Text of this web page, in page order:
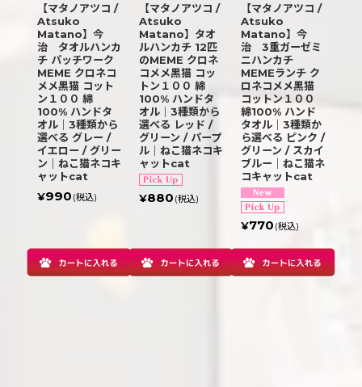
【マタノアツコ /
Atsuko
Matano】今
治 タオルハンカ
チ パッチワーク
MEME クロネコ
メメ黒猫 コット
ン１００ 綿
100% ハンドタ
オル｜3種類から
選べる グレー /
イエロー / グリー
ン｜ねこ猫ネコキ
ャットcat
¥990 (税込)
【マタノアツコ /
Atsuko
Matano】タオ
ルハンカチ 12匹
のMEME クロネ
コメメ黒猫 コッ
トン１００ 綿
100% ハンドタ
オル｜3種類から
選べる レッド /
グリーン / パープ
ル｜ねこ猫ネコキ
ャットcat
¥880 (税込)
【マタノアツコ /
Atsuko
Matano】今
治 3重ガーゼミ
ニハンカチ
MEMEランチ ク
ロネコメメ黒猫
コットン１００
綿100% ハンド
タオル｜3種類か
ら選べる ピンク /
グリーン / スカイ
ブルー｜ねこ猫ネ
コキャットcat
¥770 (税込)